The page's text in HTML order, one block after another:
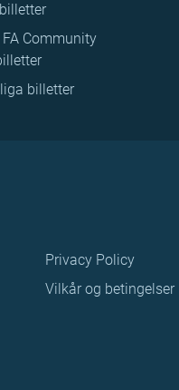
FA Community
billetter
Privacy Policy
Vilkår og betingelser